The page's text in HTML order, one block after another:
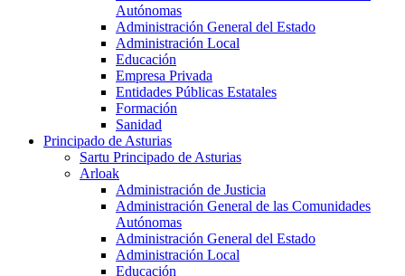
Autónomas
Administración General del Estado
Administración Local
Educación
Empresa Privada
Entidades Públicas Estatales
Formación
Sanidad
Principado de Asturias
Sartu Principado de Asturias
Arloak
Administración de Justicia
Administración General de las Comunidades
Autónomas
Administración General del Estado
Administración Local
Educación